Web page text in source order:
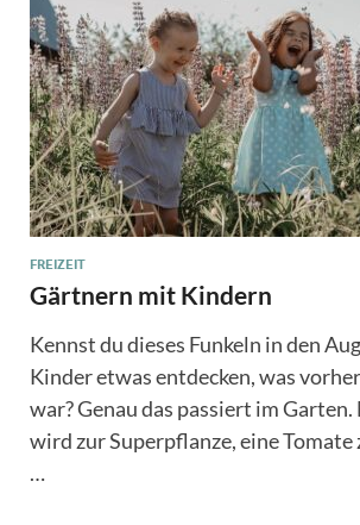
FREIZEIT
Gärtnern mit Kindern
Kennst du dieses Funkeln in den
Kinder etwas entdecken, was
war? Genau das passiert im Garten.
wird zur Superpflanze, eine Tomate
…